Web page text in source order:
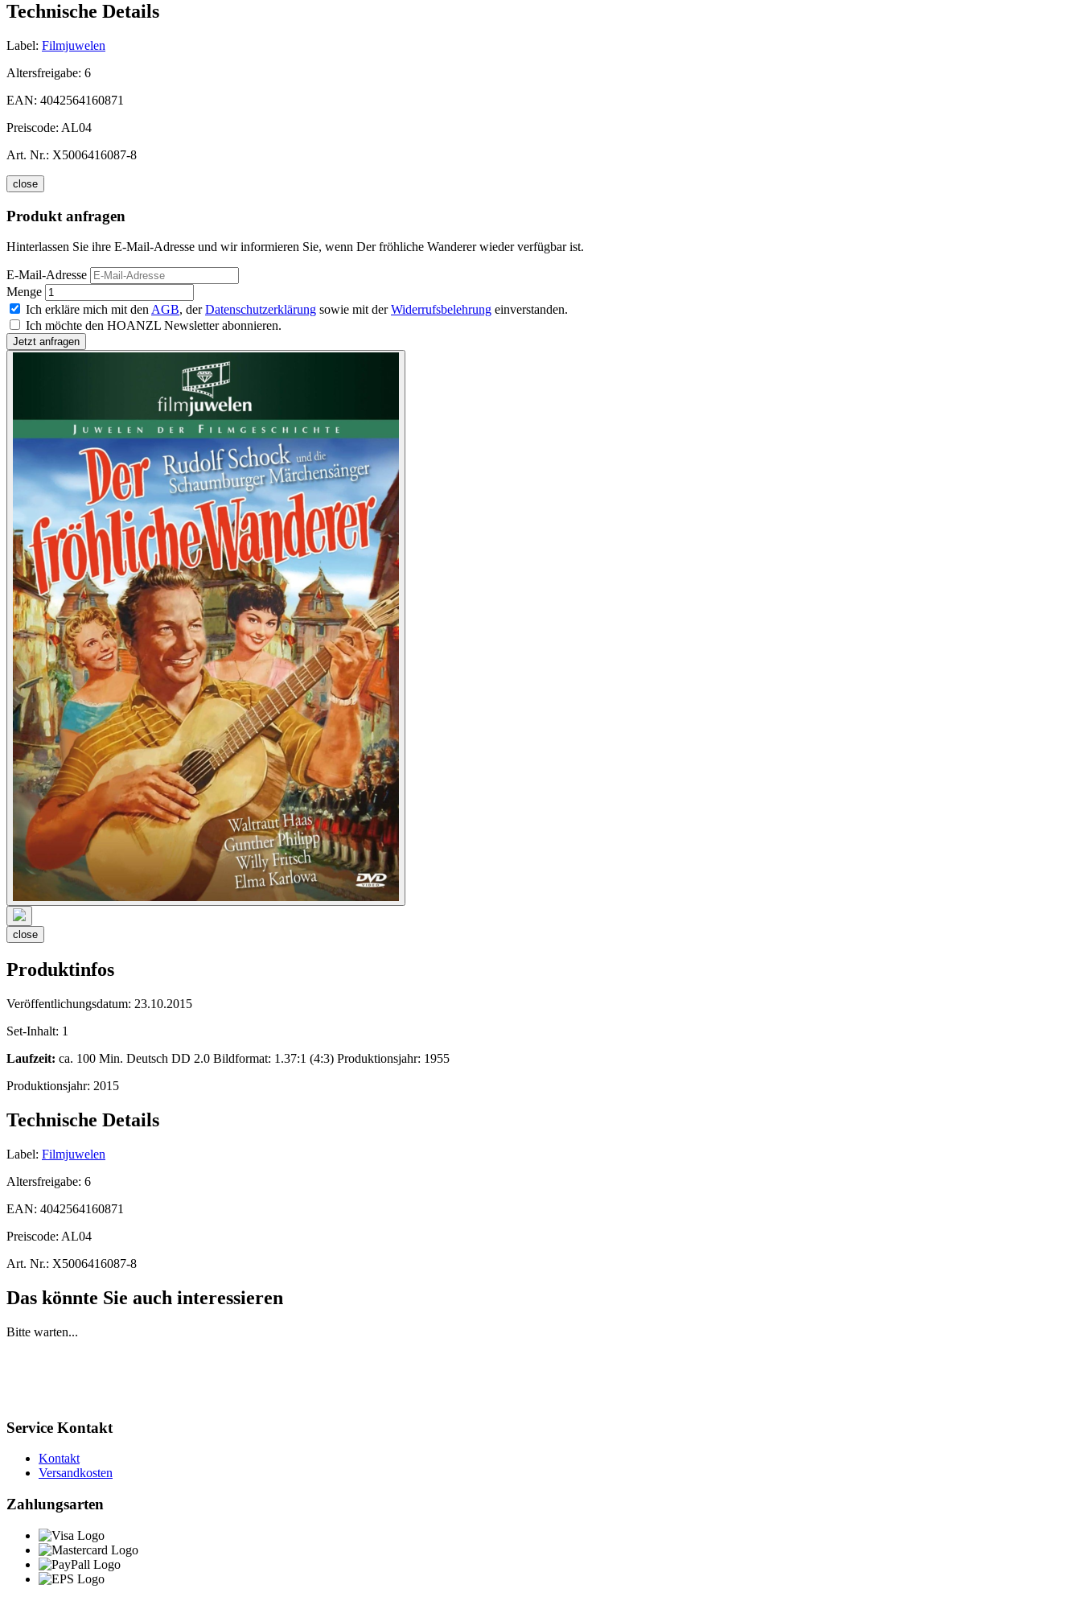
Technische Details
Label: Filmjuwelen
Altersfreigabe: 6
EAN: 4042564160871
Preiscode: AL04
Art. Nr.: X5006416087-8
close
Produkt anfragen
Hinterlassen Sie ihre E-Mail-Adresse und wir informieren Sie, wenn Der fröhliche Wanderer wieder verfügbar ist.
E-Mail-Adresse
Menge
Ich erkläre mich mit den AGB, derDatenschutzerklärung sowie mit derWiderrufsbelehrung einverstanden.
Ich möchte den HOANZL Newsletter abonnieren.
close
Produktinfos
Veröffentlichungsdatum: 23.10.2015
Set-Inhalt: 1
Laufzeit: ca. 100 Min. Deutsch DD 2.0 Bildformat: 1.37:1 (4:3) Produktionsjahr: 1955
Produktionsjahr: 2015
Technische Details
Label: Filmjuwelen
Altersfreigabe: 6
EAN: 4042564160871
Preiscode: AL04
Art. Nr.: X5006416087-8
Das könnte Sie auch interessieren
Bitte warten...
Service Kontakt
Kontakt
Versandkosten
Zahlungsarten